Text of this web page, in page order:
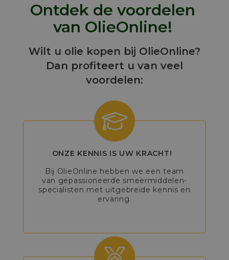
Ontdek de voordelen
van OlieOnline!
Wilt u olie kopen bij OlieOnline?
Dan profiteert u van veel
voordelen:
ONZE KENNIS IS UW KRACHT!
Bij OlieOnline hebben we een team
van gepassioneerde smeermiddelen-
specialisten met uitgebreide kennis en
ervaring.